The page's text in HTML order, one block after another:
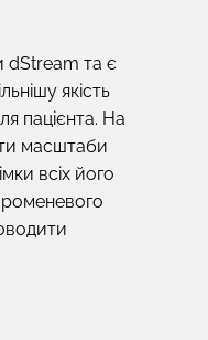
dStream та є
якість
пацієнта. На
масштаби
всіх його